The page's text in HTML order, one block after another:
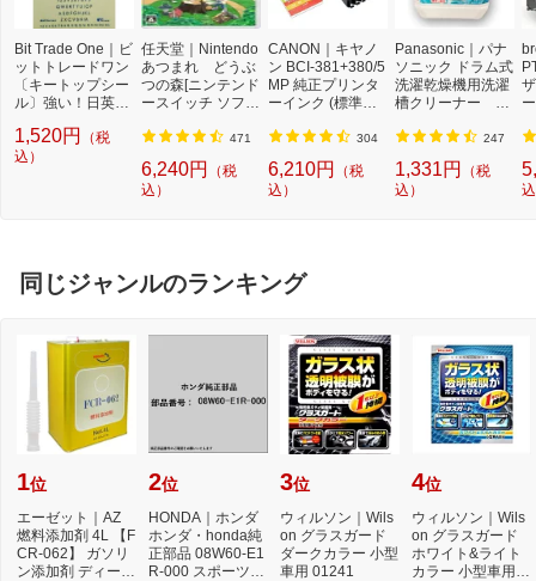
Bit Trade One｜ビ
ットトレードワン
〔キートップシー
ル〕強い！日英対
プシールセット ブ
ルー DYKTSBL
1,520円
（税
込）
任天堂｜Nintendo
あつまれ どうぶ
つの森[ニンテンド
ースイッチ ソフ
471
6,240円
（税
込）
CANON｜キヤノ
ン BCI-381+380/5
MP 純正プリンタ
ーインク (標準容
3813805MP] 304
6,210円
（税
込）
Panasonic｜パナ
ソニック ドラム式
洗濯乾燥機用洗濯
槽クリーナー N-
機 洗浄 洗剤 750m
247
1,331円
（税
込）
T
同じジャンルのランキング
1位
エーゼット｜AZ
燃料添加剤 4L 【F
CR-062】 ガソリ
ン添加剤 ディーゼ
2位
HONDA｜ホンダ
ホンダ・honda純
正部品 08W60-E1
R-000 スポーツサ
3位
ウィルソン｜Wils
on グラスガード
ダークカラー 小型
車用 01241
4位
ウィルソン｜Wils
on グラスガード
ホワイト&ライト
カラー 小型車用 0